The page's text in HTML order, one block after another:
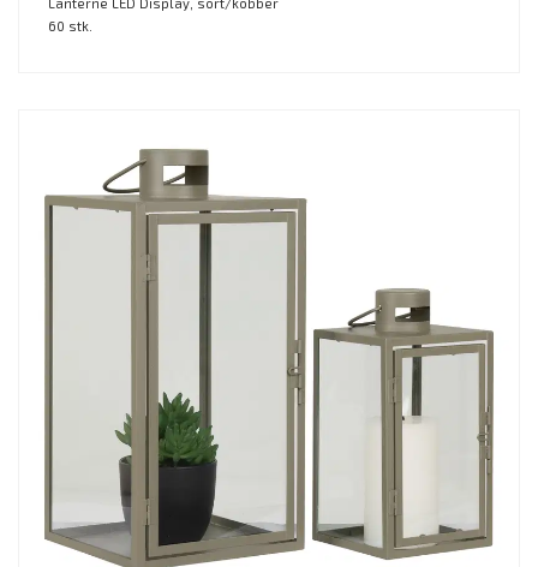
Lanterne LED Display, sort/kobber
60 stk.